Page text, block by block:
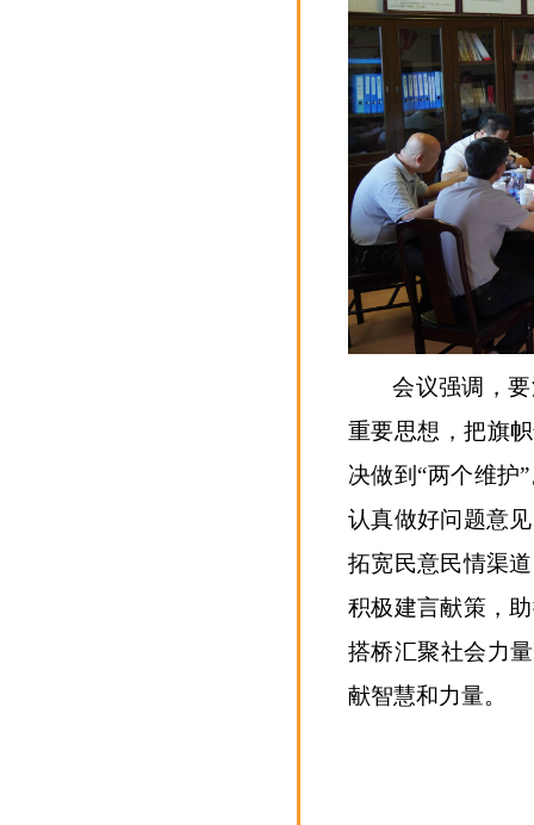
会议强调，
重要思想，把旗
决做到“两个维护
认真做好问题意
拓宽民意民情渠
积极建言献策，
搭桥汇聚社会力
献智慧和力量。